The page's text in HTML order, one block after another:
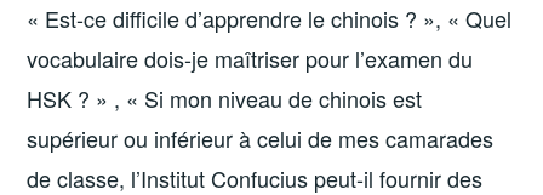
« Est-ce difficile d’apprendre le chinois ? », « Quel
vocabulaire dois-je maîtriser pour l’examen du
HSK ? » , « Si mon niveau de chinois est
supérieur ou inférieur à celui de mes camarades
de classe, l’Institut Confucius peut-il fournir des